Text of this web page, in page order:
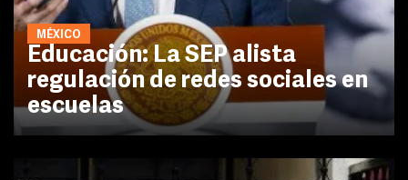
MÉXICO
Educación: La SEP alista
regulación de redes sociales en
escuelas